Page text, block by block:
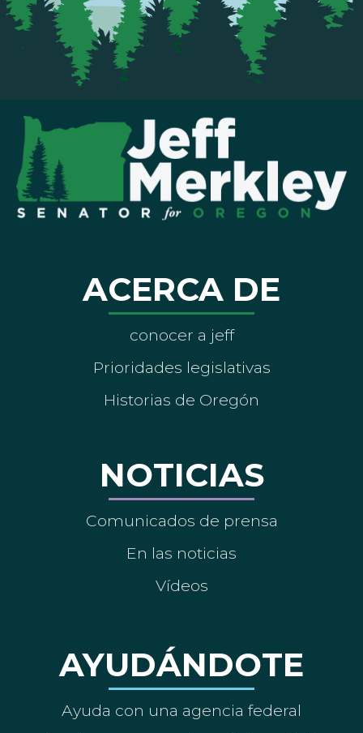
ACERCA DE
conocer a jeff
Prioridades legislativas
Historias de Oregón
NOTICIAS
Comunicados de prensa
En las noticias
Vídeos
AYUDÁNDOTE
Ayuda con una agencia federal